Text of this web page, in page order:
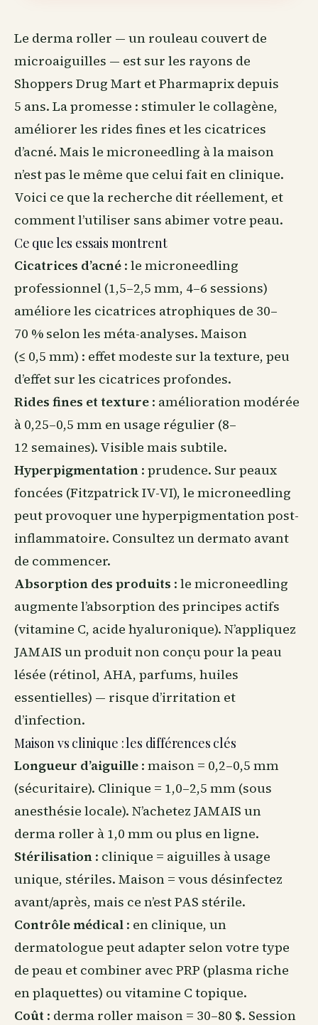
Le derma roller — un rouleau couvert de
microaiguilles — est sur les rayons de
Shoppers Drug Mart et Pharmaprix depuis
5 ans. La promesse : stimuler le collagène,
améliorer les rides fines et les cicatrices
d’acné. Mais le microneedling à la maison
n’est pas le même que celui fait en clinique.
Voici ce que la recherche dit réellement, et
comment l’utiliser sans abimer votre peau.
Ce que les essais montrent
Cicatrices d’acné : le microneedling
professionnel (1,5–2,5 mm, 4–6 sessions)
améliore les cicatrices atrophiques de 30–
70 % selon les méta-analyses. Maison
(≤ 0,5 mm) : effet modeste sur la texture, peu
d’effet sur les cicatrices profondes.
Rides fines et texture : amélioration modérée
à 0,25–0,5 mm en usage régulier (8–
12 semaines). Visible mais subtile.
Hyperpigmentation : prudence. Sur peaux
foncées (Fitzpatrick IV-VI), le microneedling
peut provoquer une hyperpigmentation post-
inflammatoire. Consultez un dermato avant
de commencer.
Absorption des produits : le microneedling
augmente l’absorption des principes actifs
(vitamine C, acide hyaluronique). N’appliquez
JAMAIS un produit non conçu pour la peau
lésée (rétinol, AHA, parfums, huiles
essentielles) — risque d’irritation et
d’infection.
Maison vs clinique : les différences clés
Longueur d’aiguille : maison = 0,2–0,5 mm
(sécuritaire). Clinique = 1,0–2,5 mm (sous
anesthésie locale). N’achetez JAMAIS un
derma roller à 1,0 mm ou plus en ligne.
Stérilisation : clinique = aiguilles à usage
unique, stériles. Maison = vous désinfectez
avant/après, mais ce n’est PAS stérile.
Contrôle médical : en clinique, un
dermatologue peut adapter selon votre type
de peau et combiner avec PRP (plasma riche
en plaquettes) ou vitamine C topique.
Coût : derma roller maison = 30–80 $. Session